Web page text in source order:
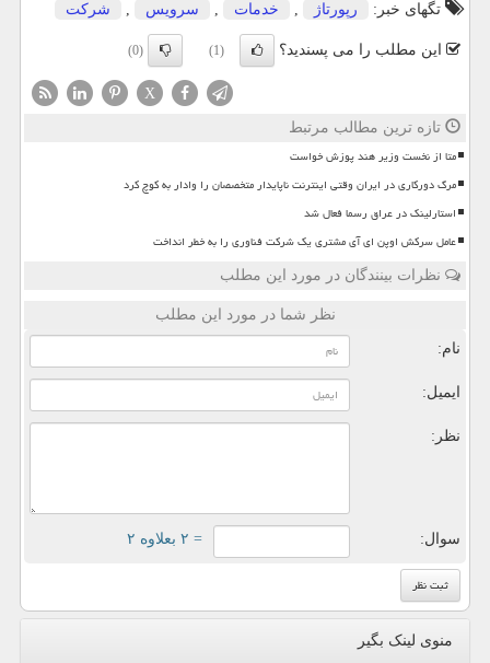
تگهای خبر:
رپورتاژ , خدمات , سرویس , شركت
این مطلب را می پسندید؟ (1)
(0)
X
تازه ترین مطالب مرتبط
متا از نخست وزیر هند پوزش خواست
مرگ دورکاری در ایران وقتی اینترنت ناپایدار متخصصان را وادار به کوچ کرد
استارلینک در عراق رسما فعال شد
عامل سرکش اوپن ای آی مشتری یک شرکت فناوری را به خطر انداخت
نظرات بینندگان در مورد این مطلب
نظر شما در مورد این مطلب
نام:
ایمیل:
نظر:
سوال: = ۲ بعلاوه ۲
منوی لینک بگیر